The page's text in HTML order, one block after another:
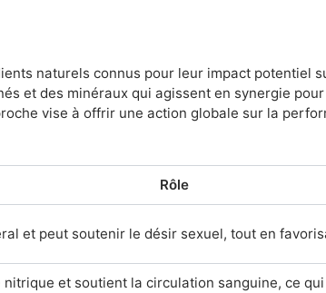
naturels connus pour leur impact potentiel
et des minéraux qui agissent en synergie
vise à offrir une action globale sur la
Rôle
et peut soutenir le désir sexuel, tout en
nitrique et soutient la circulation sanguine, ce